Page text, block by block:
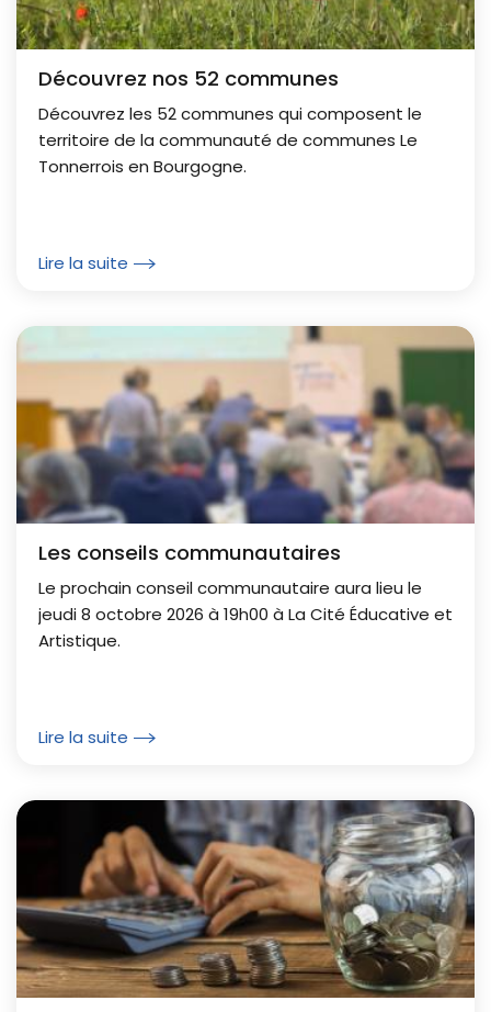
Découvrez nos 52 communes
Découvrez les 52 communes qui composent le
territoire de la communauté de communes Le
Tonnerrois en Bourgogne.
Lire la suite
Les conseils communautaires
Le prochain conseil communautaire aura lieu le
jeudi 8 octobre 2026 à 19h00 à La Cité Éducative et
Artistique.
Lire la suite